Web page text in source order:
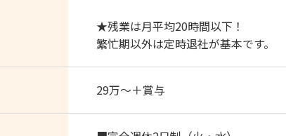
★残業は月平均20時間以下！
繁忙期以外は定時退社が基本です。
29万～＋賞与